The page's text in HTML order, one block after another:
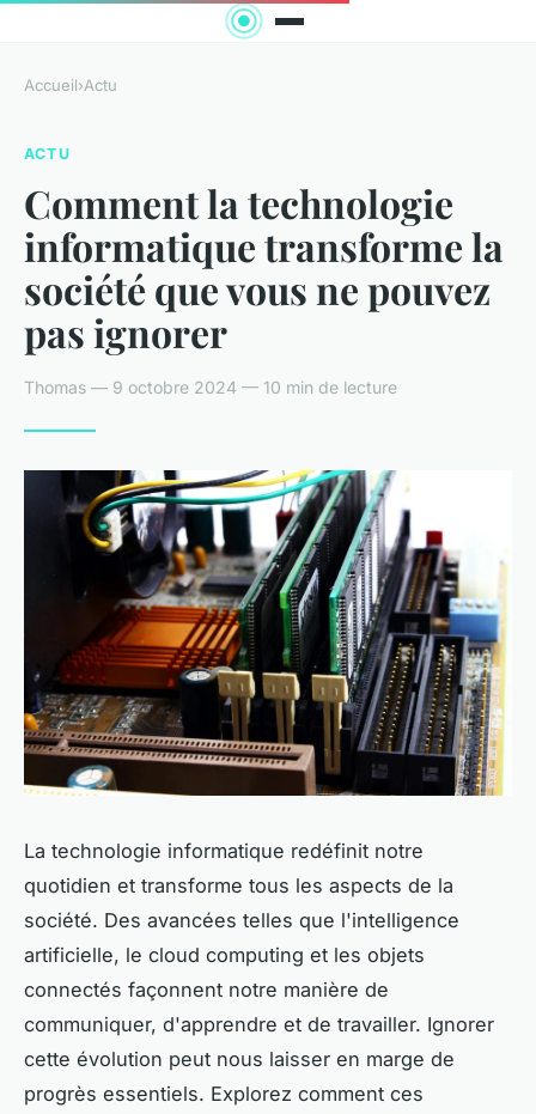
Accueil›Actu
ACTU
Comment la technologie
informatique transforme la
société que vous ne pouvez
pas ignorer
Thomas — 9 octobre 2024 — 10 min de lecture
La technologie informatique redéfinit notre
quotidien et transforme tous les aspects de la
société. Des avancées telles que l'intelligence
artificielle, le cloud computing et les objets
connectés façonnent notre manière de
communiquer, d'apprendre et de travailler. Ignorer
cette évolution peut nous laisser en marge de
progrès essentiels. Explorez comment ces